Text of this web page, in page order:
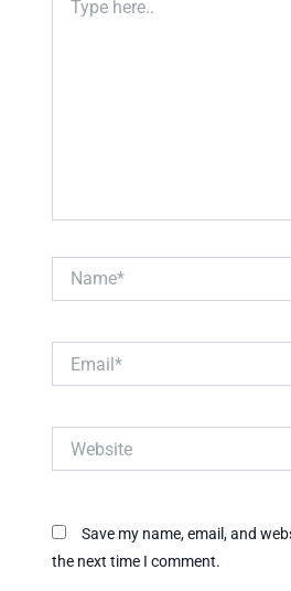
here..
Save my name, email, and
the next time I comment.